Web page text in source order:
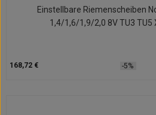
Einstellbare Riemenscheiben
1,4/1,6/1,9/2,0 8V TU3 TU5
168,72 € -5%